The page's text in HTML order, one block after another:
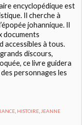
encyclopédique est
Il cherche à
johannique. Il
documents
accessibles à tous.
discours,
ce livre guidera
personnages les
, HISTOIRE,JEANNE